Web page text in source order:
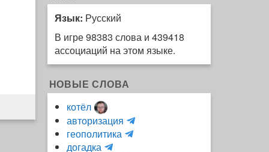
Язык: Русский
В игре 98383 слова и 439418
ассоциаций на этом языке.
НОВЫЕ СЛОВА
котёл
авторизация
и
геополитика
H
догадка
m